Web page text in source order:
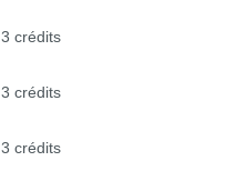
3 crédits
3 crédits
3 crédits